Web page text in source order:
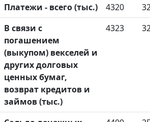
Платежи - всего (тыс.) 4320
В связи с
погашением
(выкупом) векселей и
других долговых
ценных бумаг,
возврат кредитов и
займов (тыс.)
4323